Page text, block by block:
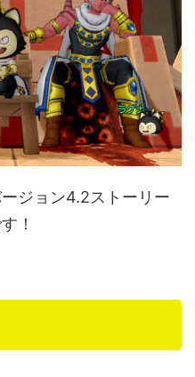
ジョン4.2ストーリー
！